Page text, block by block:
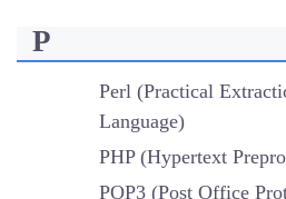
P
Perl (Practical
Language)
PHP (Hypertext
POP3 (Post Office